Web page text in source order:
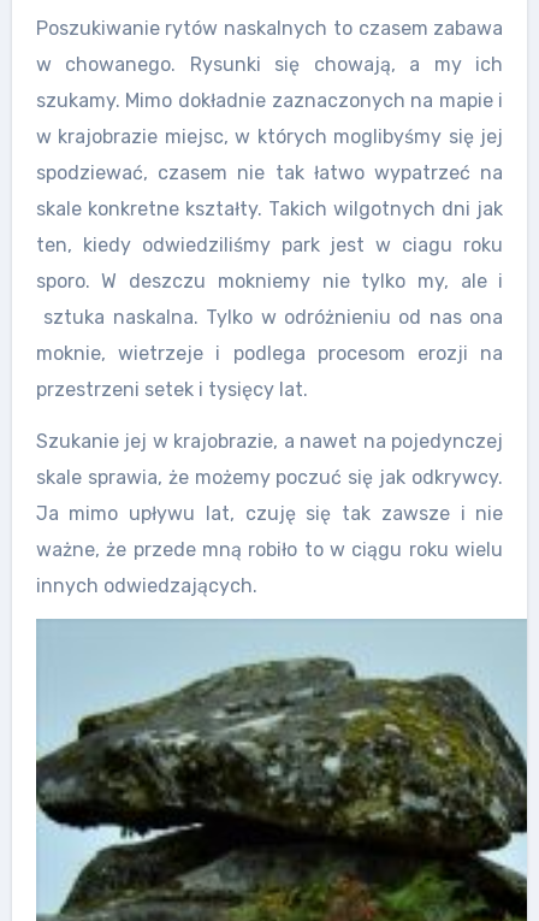
Poszukiwanie rytów naskalnych to czasem zabawa
w chowanego. Rysunki się chowają, a my ich
szukamy. Mimo dokładnie zaznaczonych na mapie i
w krajobrazie miejsc, w których moglibyśmy się jej
spodziewać, czasem nie tak łatwo wypatrzeć na
skale konkretne kształty. Takich wilgotnych dni jak
ten, kiedy odwiedziliśmy park jest w ciagu roku
sporo. W deszczu mokniemy nie tylko my, ale i
sztuka naskalna. Tylko w odróżnieniu od nas ona
moknie, wietrzeje i podlega procesom erozji na
przestrzeni setek i tysięcy lat.
Szukanie jej w krajobrazie, a nawet na pojedynczej
skale sprawia, że możemy poczuć się jak odkrywcy.
Ja mimo upływu lat, czuję się tak zawsze i nie
ważne, że przede mną robiło to w ciągu roku wielu
innych odwiedzających.